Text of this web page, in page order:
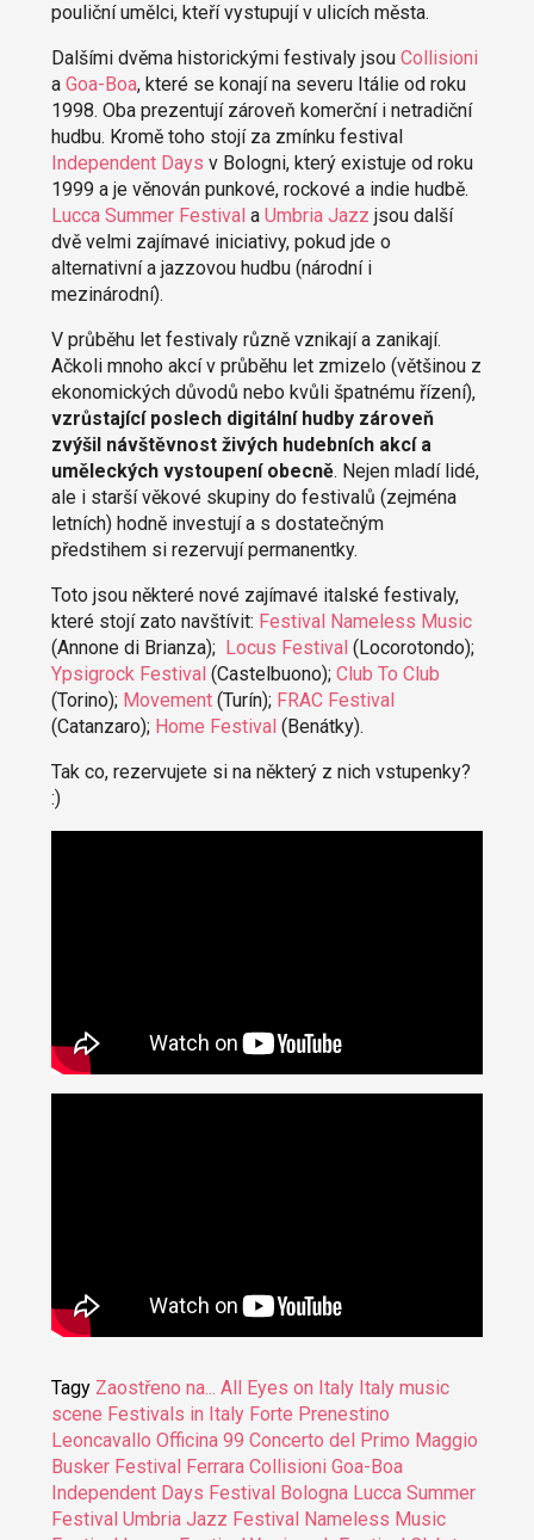
pouliční umělci, kteří vystupují v ulicích města.
Dalšími dvěma historickými festivaly jsou Collisioni
a Goa-Boa, které se konají na severu Itálie od roku
1998. Oba prezentují zároveň komerční i netradiční
hudbu. Kromě toho stojí za zmínku festival
Independent Days v Bologni, který existuje od roku
1999 a je věnován punkové, rockové a indie hudbě.
Lucca Summer Festival a Umbria Jazz jsou další
dvě velmi zajímavé iniciativy, pokud jde o
alternativní a jazzovou hudbu (národní i
mezinárodní).
V průběhu let festivaly různě vznikají a zanikají.
Ačkoli mnoho akcí v průběhu let zmizelo (většinou z
ekonomických důvodů nebo kvůli špatnému řízení),
vzrůstající poslech digitální hudby zároveň
zvýšil návštěvnost živých hudebních akcí a
uměleckých vystoupení obecně. Nejen mladí lidé,
ale i starší věkové skupiny do festivalů (zejména
letních) hodně investují a s dostatečným
předstihem si rezervují permanentky.
Toto jsou některé nové zajímavé italské festivaly,
které stojí zato navštívit: Festival Nameless Music
(Annone di Brianza); Locus Festival (Locorotondo);
Ypsigrock Festival (Castelbuono); Club To Club
(Torino); Movement(Turín); FRAC Festival
(Catanzaro); Home Festival (Benátky).
Tak co, rezervujete si na některý z nich vstupenky?
:)
Tagy Zaostřeno na... All Eyes on Italy Italy music
scene Festivals in Italy Forte Prenestino
Leoncavallo Officina 99 Concerto del Primo Maggio
Busker Festival Ferrara Collisioni Goa-Boa
Independent Days Festival Bologna Lucca Summer
Festival Umbria Jazz Festival Nameless Music